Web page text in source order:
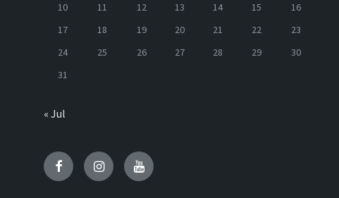
10
11 12 13 14 15
16
17
18 19 20 21 22
23
24
25 26 27 28 29
30
31
« Jul
FacebookInstagramYoutube